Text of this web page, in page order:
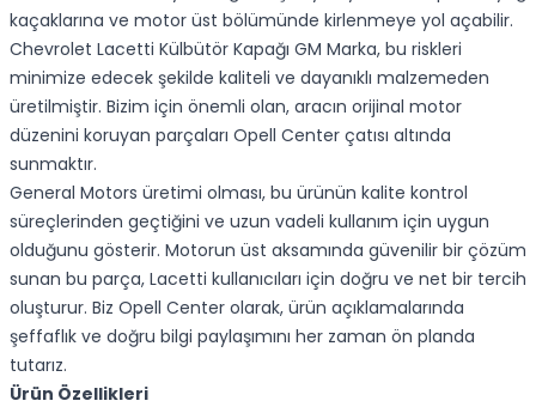
kaçaklarına ve motor üst bölümünde kirlenmeye yol açabilir.
Chevrolet Lacetti Külbütör Kapağı GM Marka, bu riskleri
minimize edecek şekilde kaliteli ve dayanıklı malzemeden
üretilmiştir. Bizim için önemli olan, aracın orijinal motor
düzenini koruyan parçaları Opell Center çatısı altında
sunmaktır.
General Motors üretimi olması, bu ürünün kalite kontrol
süreçlerinden geçtiğini ve uzun vadeli kullanım için uygun
olduğunu gösterir. Motorun üst aksamında güvenilir bir çözüm
sunan bu parça, Lacetti kullanıcıları için doğru ve net bir tercih
oluşturur. Biz Opell Center olarak, ürün açıklamalarında
şeffaflık ve doğru bilgi paylaşımını her zaman ön planda
tutarız.
Ürün Özellikleri